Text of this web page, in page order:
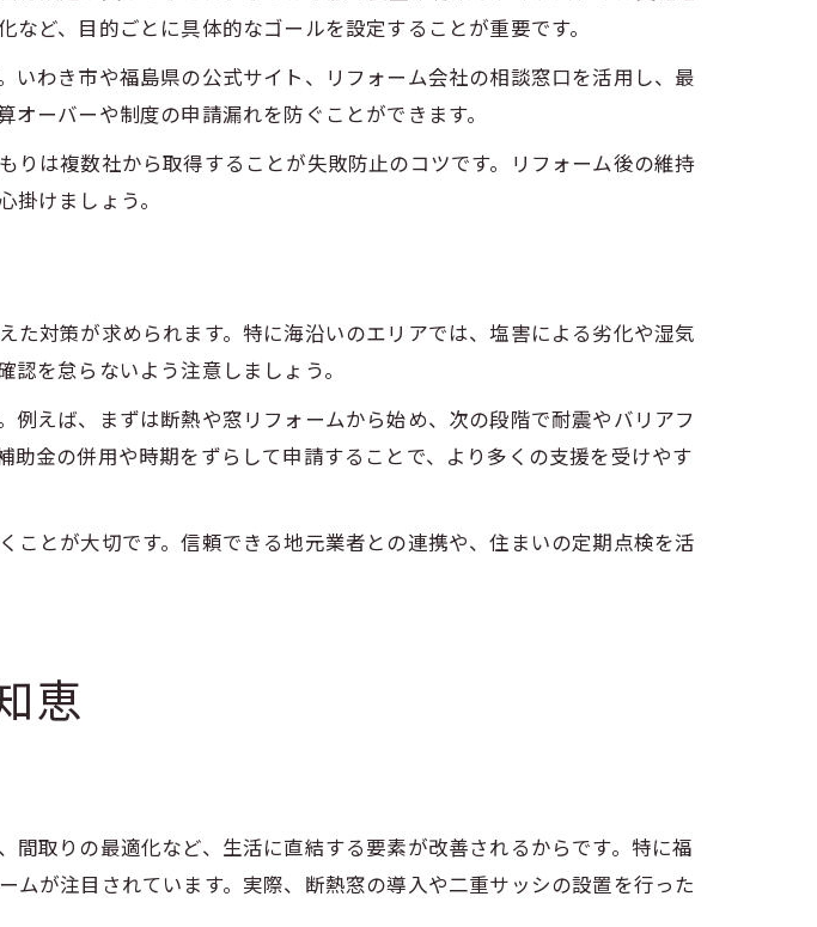
ど、目的ごとに具体的なゴールを設定することが重要です。
わき市や福島県の公式サイト、リフォーム会社の相談窓口を活用し、最
ーバーや制度の申請漏れを防ぐことができます。
は複数社から取得することが失敗防止のコツです。リフォーム後の維持
掛けましょう。
対策が求められます。特に海沿いのエリアでは、塩害による劣化や湿気
を怠らないよう注意しましょう。
えば、まずは断熱や窓リフォームから始め、次の段階で耐震やバリアフ
金の併用や時期をずらして申請することで、より多くの支援を受けやす
とが大切です。信頼できる地元業者との連携や、住まいの定期点検を活
恵
取りの最適化など、生活に直結する要素が改善されるからです。特に福
が注目されています。実際、断熱窓の導入や二重サッシの設置を行った